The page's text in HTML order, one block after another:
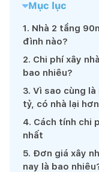
sự hoàn mỹ từ bản
Chúng tôi tiếp cận
phù hợp đặc thù
khách hàng một
Mục lục
1. Nhà 2 tầng
đình nào?
2. Chi phí xây
bao nhiêu?
3. Vì sao cùng là
tỷ, có nhà lại
4. Cách tính chi
nhất
5. Đơn giá xây
nay là bao